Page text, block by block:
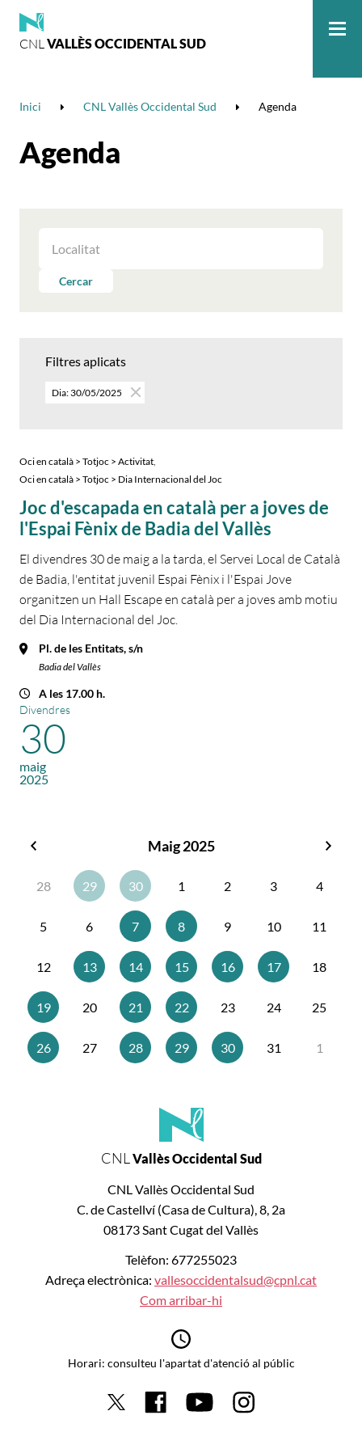
CNLVALLÈS OCCIDENTAL SUD
Inici CNL Vallès Occidental Sud Agenda
Agenda
LES
PERCercar
Filtres aplicats
Dia: 30/05/2025
Oci en català > Totjoc > Activitat
Oci en català > Totjoc > Dia Internacional del Joc
Joc d'escapada en català per a joves de
l'Espai Fènix de Badia del Vallès
El divendres 30 de maig a la tarda, el Servei Local de Català
de Badia, l'entitat juvenil Espai Fènix i l'Espai Jove
organitzen un Hall Escape en català per a joves amb motiu
del Dia Internacional del Joc.
Pl. de les Entitats, s/n
Badia del Vallès
A les 17.00 h.
Divendres
30
maig
2025
Maig 2025
28
29 30 1 2 3 4
5 6 7 8 9 10 11
12 13 14 15 16 17 18
19 20 21 22 23 24 25
26 27 28 29 30 31 1
CNL Vallès Occidental Sud
CNL Vallès Occidental Sud
C. de Castellví (Casa de Cultura), 8, 2a
08173 Sant Cugat del Vallès
Telèfon: 677255023
Adreça electrònica: vallesoccidentalsud@cpnl.cat
Com arribar-hi
Horari: consulteu l'apartat d'atenció al públic